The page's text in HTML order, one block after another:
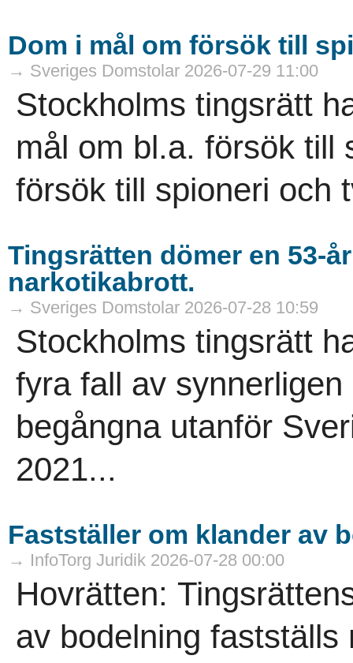
Dom i mål om försök till
→ Sveriges Domstolar 2026-07-29 11:00
Stockholms tingsrätt
mål om bl.a. försök till
försök till spioneri och
Tingsrätten dömer en 53-
narkotikabrott.
→ Sveriges Domstolar 2026-07-28 10:59
Stockholms tingsrätt
fyra fall av
begångna utanför
2021...
Fastställer om klander av
→ InfoTorg Juridik 2026-07-28 00:00
Hovrätten:
av bodelning